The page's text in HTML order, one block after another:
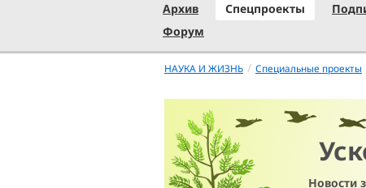
Архив
Спецпроекты
Форум
НАУКА И ЖИЗНЬ / Специальные проекты
Новости